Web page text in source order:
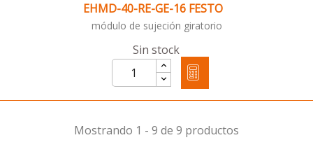
EHMD-40-RE-GE-16 FESTO
módulo de sujeción giratorio
Sin stock
Mostrando 1 - 9 de 9 productos